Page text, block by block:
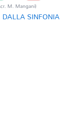
M. Mangani)
SINFONIA